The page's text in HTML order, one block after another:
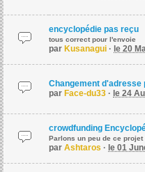
encyclopédie pas reçu
tous correct pour l'envoie
par Kusanagui · le 20
Changement d'adresse
par Face-du33 · le 24
crowdfunding
Parlons un peu de ce
par Ashtaros · le 01